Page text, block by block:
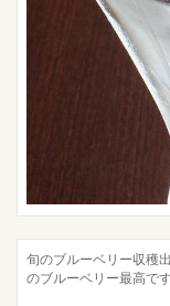
旬のブルーベリー収穫
のブルーベリー最高です